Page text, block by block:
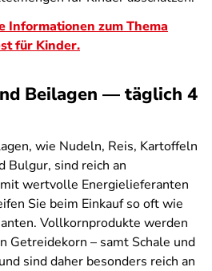
Informationen zum Thema
für Kinder.
Beilagen — täglich 4
wie Nudeln, Reis, Kartoffeln
Bulgur, sind reich an
wertvolle Energielieferanten
Sie beim Einkauf so oft wie
Vollkornprodukte werden
Getreidekorn – samt Schale und
sind daher besonders reich an